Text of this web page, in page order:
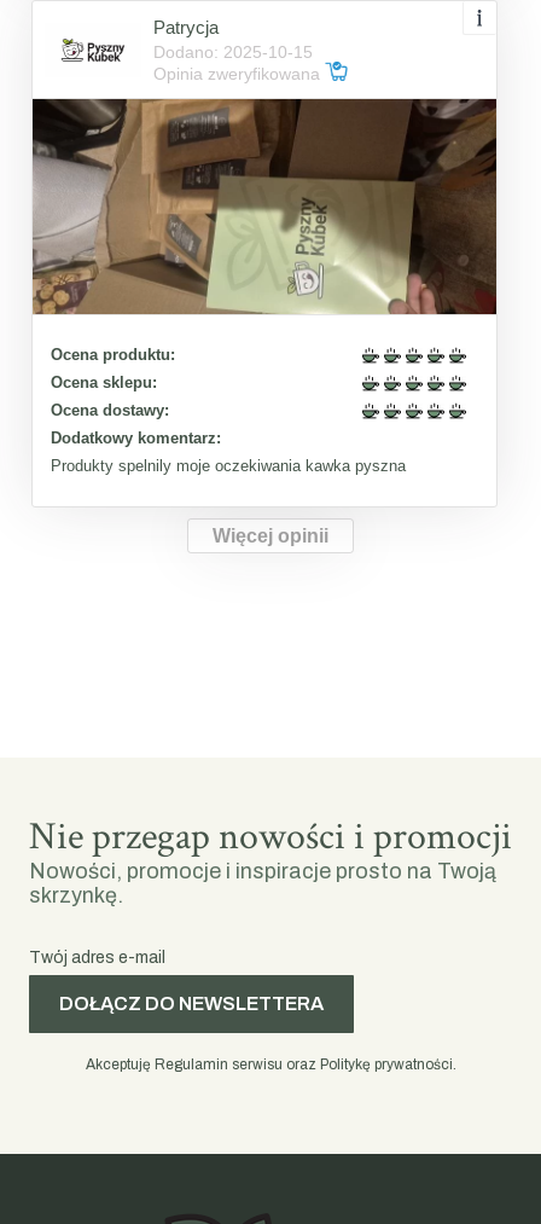
Patrycja
Dodano: 2025-10-15
Opinia zweryfikowana
Ocena produktu:
Ocena sklepu:
Ocena dostawy:
Dodatkowy komentarz:
Produkty spelnily moje oczekiwania kawka pyszna
Więcej opinii
Nie przegap nowości i promocji
Nowości, promocje i inspiracje prosto na Twoją
skrzynkę.
Twój adres e-mail
DOŁĄCZ DO NEWSLETTERA
Akceptuję Regulamin serwisu oraz Politykę prywatności.